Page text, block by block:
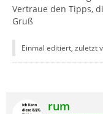
Vertraue den Tipps,
Gruß
Einmal editiert, zuletzt
rum